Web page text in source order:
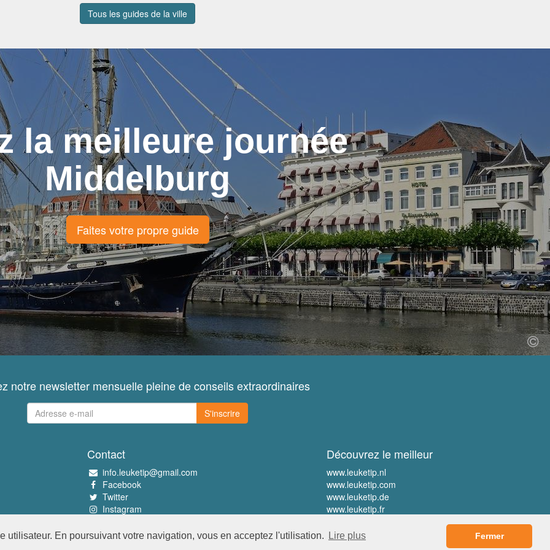
En poursuivant votre navigation, vous en acceptez l'utilisation. Lire plus Fermer
Tous les guides de la ville
la meilleure journée
Middelburg
Faites votre propre guide
notre newsletter mensuelle pleine de conseils extraordinaires
S'inscrire
Contact
info.leuketip@gmail.com
Facebook
Twitter
Instagram
Découvrez le meilleur
www.leuketip.nl
www.leuketip.com
www.leuketip.de
www.leuketip.fr